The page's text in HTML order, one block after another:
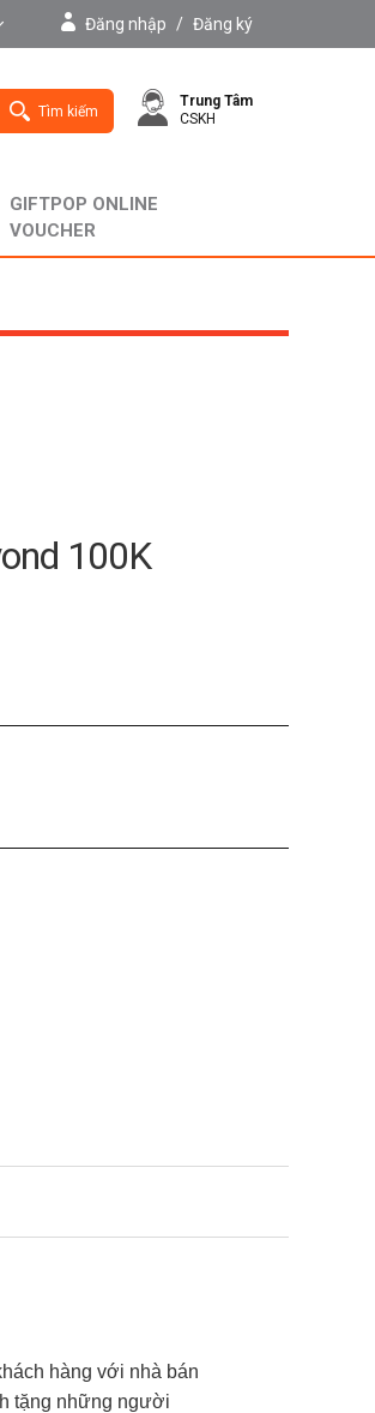
Đăng nhập / Đăng ký
Tìm kiếm
Trung Tâm
CSKH
GIFTPOP ONLINE
VOUCHER
100K
hàng với nhà bán
tặng những người